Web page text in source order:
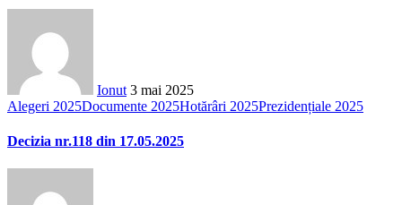
Ionut 3 mai 2025
Alegeri 2025Documente 2025Hotărâri 2025Prezidențiale 2025
Decizia nr.118 din 17.05.2025